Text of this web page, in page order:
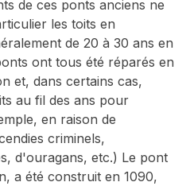
de ces ponts anciens ne
les toits en
de 20 à 30 ans en
ont tous été réparés en
et, dans certains cas,
au fil des ans pour
en raison de
criminels,
d'ouragans, etc.) Le pont
a été construit en 1090,